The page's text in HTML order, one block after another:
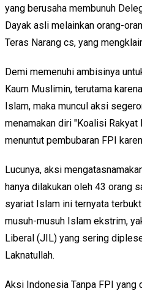
yang berusaha membunuh
Dayak asli melainkan orang-
Teras Narang cs, yang
Demi memenuhi ambisinya
Kaum Muslimin, terutama
Islam, maka muncul aksi
menamakan diri "Koalisi Rakyat
menuntut pembubaran FPI
Lucunya, aksi
hanya dilakukan oleh 43 orang
syariat Islam ini ternyata
musuh-musuh Islam ekstrim,
Liberal (JIL) yang sering
Laknatullah.
Aksi Indonesia Tanpa FPI